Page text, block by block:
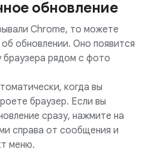
обновление
Chrome, то можете
обновлении. Оно появится
браузера рядом с фото
когда вы
браузер. Если вы
сразу, нажмите на
справа от сообщения и
меню.